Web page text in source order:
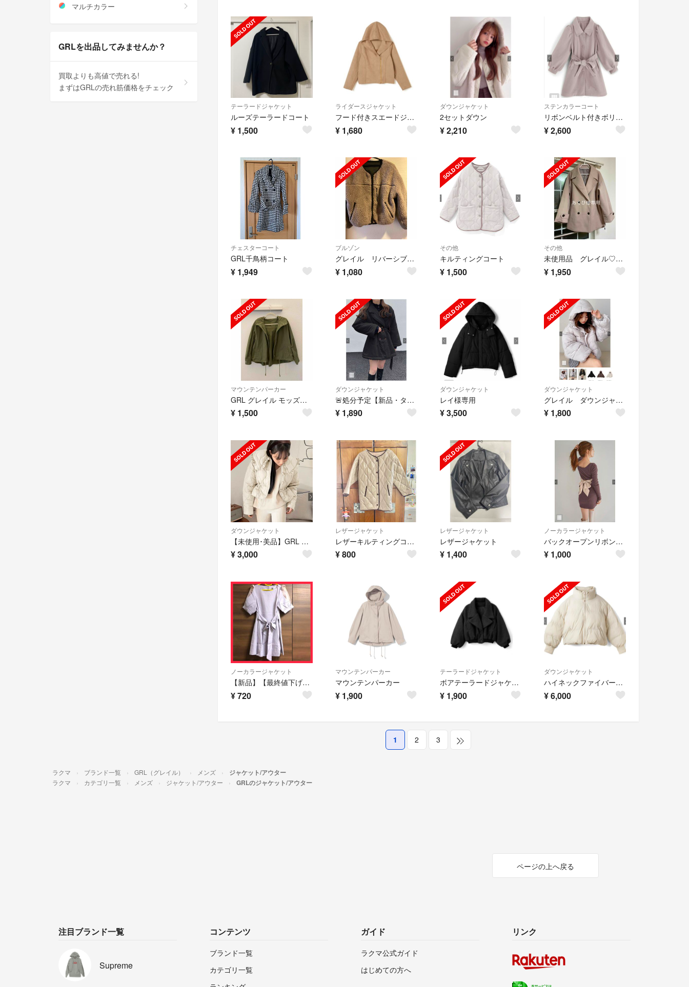
テーラードジャケット
ルーズテーラードコート
¥ 1,500
ライダースジャケット
フード付きスエードジャケット ライダース
¥ 1,680
ダウンジャケット
2セットダウン
¥2,210
ステンカラーコート
リボンベルト付きボリュームスリーブステンカラーコート
¥2,600
チェスターコート
GRL千鳥柄コート
¥ 1,949
ブルゾン
グレイル リバーシブル ジャケット フリーサイズ
¥ 1,080
その他
キルティングコート
¥ 1,500
その他
未使用品 グレイル♡コート
¥ 1,950
マウンテンパーカー
GRL グレイル モッズパーカー マウンテンパーカー
¥ 1,500
ダウンジャケット
🚨処分予定【新品・タグ付き】ベルト付きAラインテーラードダウンジャケット
¥ 1,890
ダウンジャケット
レイ様専用
¥3,500
ダウンジャケット
グレイル ダウンジャケット 新品未使用
¥ 1,800
ダウンジャケット
【未使用･美品】GRL キルティングジャケット ダウン
¥3,000
レザージャケット
レザーキルティングコート
¥800
レザージャケット
レザージャケット
¥ 1,400
ノーカラージャケット
バックオープンリボンニットワンピース
¥ 1,000
ノーカラージャケット
【新品】【最終値下げ】 グレイル ミニワンピース Mサイズ 訳あり品
¥720
マウンテンパーカー
マウンテンパーカー
¥ 1,900
テーラードジャケット
ボアテーラードジャケット
¥ 1,900
ダウンジャケット
ハイネックファイバーダウンジャケット
¥6,000
1 2 3
マルチカラー
GRLを出品してみませんか？
買取よりも高値で売れる!
まずはGRLの売れ筋価格をチェック
ラクマ ブランド一覧 GRL（グレイル） メンズ ジャケット/アウター
ラクマ カテゴリ一覧 メンズ ジャケット/アウター GRLのジャケット/アウター
ページの上へ戻る
注目ブランド一覧
Supreme
コンテンツ
ブランド一覧
カテゴリ一覧
ガイド
ラクマ公式ガイド
はじめての方へ
リンク